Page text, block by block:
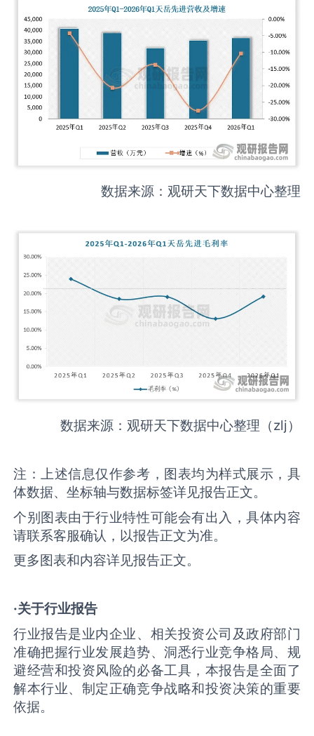
数据来源：观研天下数据中心整理
数据来源：观研天下数据中心整理（zlj）
注：上述信息仅作参考，图表均为样式展示，具
体数据、坐标轴与数据标签详见报告正文。
个别图表由于行业特性可能会有出入，具体内容
请联系客服确认，以报告正文为准。
更多图表和内容详见报告正文。
·关于行业报告
行业报告是业内企业、相关投资公司及政府部门
准确把握行业发展趋势、洞悉行业竞争格局、规
避经营和投资风险的必备工具，本报告是全面了
解本行业、制定正确竞争战略和投资决策的重要
依据。